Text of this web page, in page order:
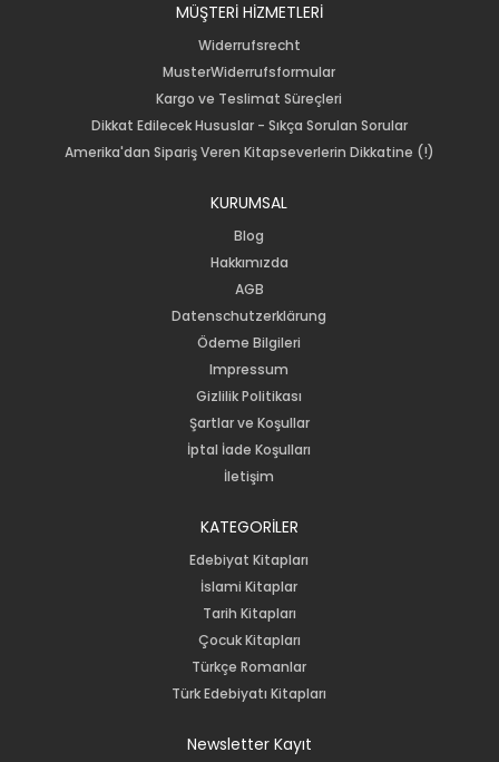
MÜŞTERİ HİZMETLERİ
Widerrufsrecht
MusterWiderrufsformular
Kargo ve Teslimat Süreçleri
Dikkat Edilecek Hususlar - Sıkça Sorulan Sorular
Amerika'dan Sipariş Veren Kitapseverlerin Dikkatine (!)
KURUMSAL
Blog
Hakkımızda
AGB
Datenschutzerklärung
Ödeme Bilgileri
Impressum
Gizlilik Politikası
Şartlar ve Koşullar
İptal İade Koşulları
İletişim
KATEGORİLER
Edebiyat Kitapları
İslami Kitaplar
Tarih Kitapları
Çocuk Kitapları
Türkçe Romanlar
Türk Edebiyatı Kitapları
Newsletter Kayıt